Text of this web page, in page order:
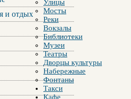
Улицы
Мосты
Реки
Вокзалы
Библиотеки
Музеи
Театры
Дворцы культуры
Набережные
Фонтаны
Такси
Кафе
и отдых